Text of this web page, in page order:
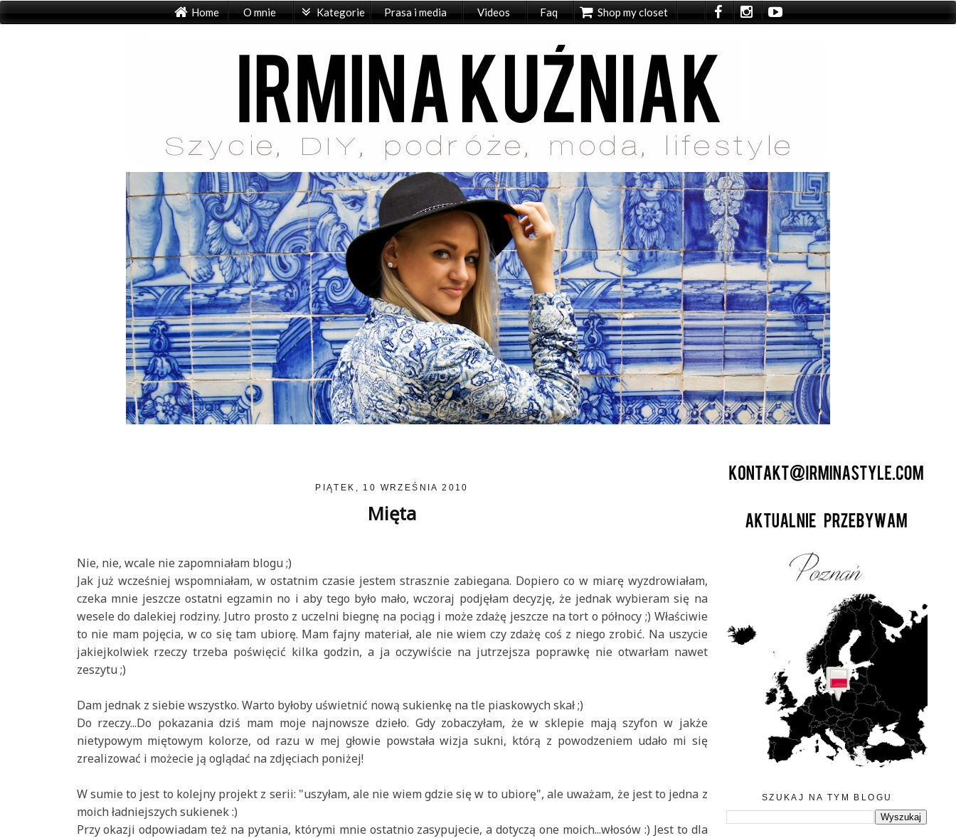
Home O mnie Kategorie Prasa i media Videos Faq Shop my closet
PIĄTEK, 10 WRZEŚNIA 2010
Mięta
Nie, nie, wcale nie zapomniałam blogu ;)
Jak już wcześniej wspomniałam, w ostatnim czasie jestem strasznie zabiegana. Dopiero co w miarę wyzdrowiałam,
czeka mnie jeszcze ostatni egzamin no i aby tego było mało, wczoraj podjęłam decyzję, że jednak wybieram się na
wesele do dalekiej rodziny. Jutro prosto z uczelni biegnę na pociąg i może zdażę jeszcze na tort o północy ;) Właściwie
to nie mam pojęcia, w co się tam ubiorę. Mam fajny materiał, ale nie wiem czy zdażę coś z niego zrobić. Na uszycie
jakiejkolwiek rzeczy trzeba poświęcić kilka godzin, a ja oczywiście na jutrzejsza poprawkę nie otwarłam nawet
zeszytu ;)
Dam jednak z siebie wszystko. Warto byłoby uświetnić nową sukienkę na tle piaskowych skał ;)
Do rzeczy...Do pokazania dziś mam moje najnowsze dzieło. Gdy zobaczyłam, że w sklepie mają szyfon w jakże
nietypowym miętowym kolorze, od razu w mej głowie powstała wizja sukni, którą z powodzeniem udało mi się
zrealizować i możecie ją oglądać na zdjęciach poniżej!
W sumie to jest to kolejny projekt z serii: "uszyłam, ale nie wiem gdzie się w to ubiorę", ale uważam, że jest to jedna z
moich ładniejszych sukienek :)
Przy okazji odpowiadam też na pytania, którymi mnie ostatnio zasypujecie, a dotyczą one moich...włosów :) Jest to dla
SZUKAJ NA TYM BLOGU